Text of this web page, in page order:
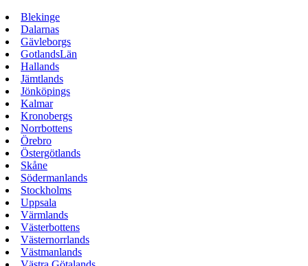
Blekinge
Dalarnas
Gävleborgs
GotlandsLän
Hallands
Jämtlands
Jönköpings
Kalmar
Kronobergs
Norrbottens
Örebro
Östergötlands
Skåne
Södermanlands
Stockholms
Uppsala
Värmlands
Västerbottens
Västernorrlands
Västmanlands